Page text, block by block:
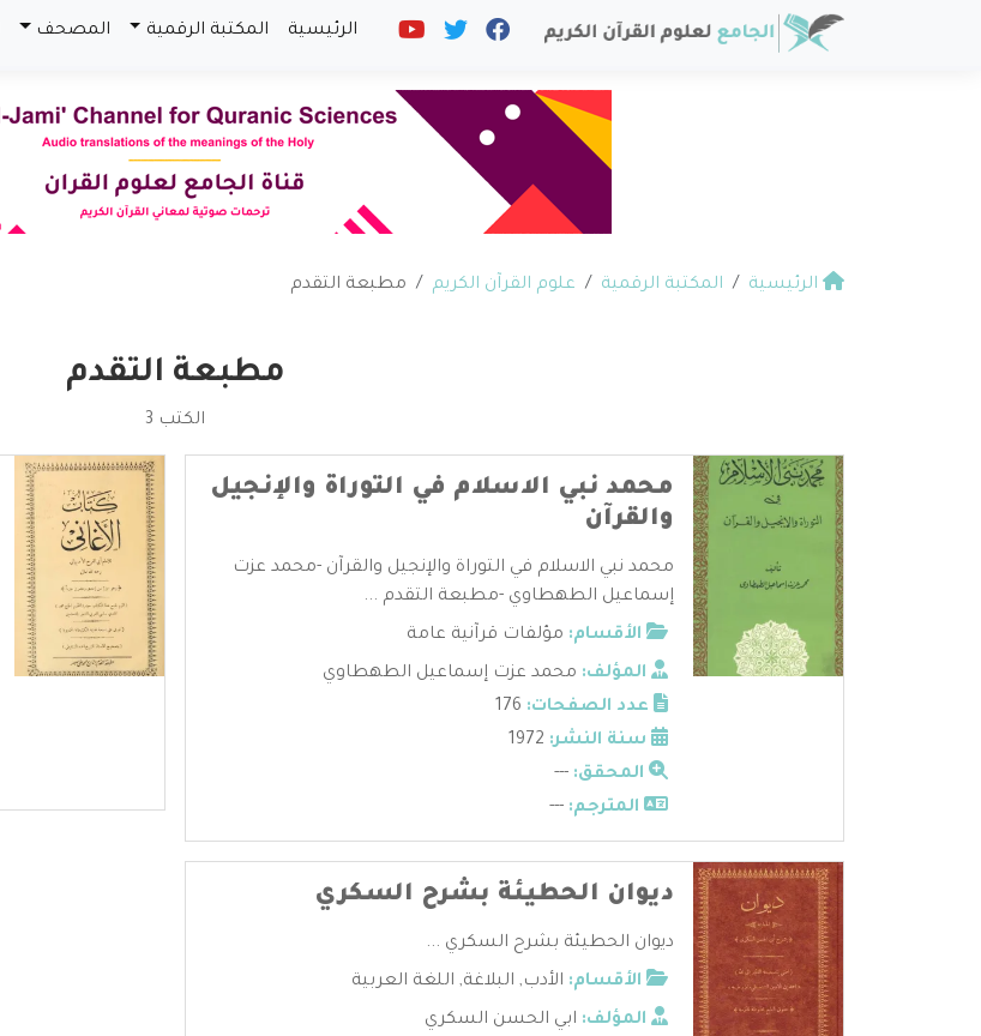
الرئيسية المكتبة الرقمية المصحف
الرئيسية المكتبة الرقمية علوم القرآن الكريم مطبعة التقدم
مطبعة التقدم
الكتب 3
محمد نبي الاسلام في التوراة والإنجيل
والقرآن
محمد نبي الاسلام في التوراة والإنجيل والقرآن -محمد عزت
إسماعيل الطهطاوي -مطبعة التقدم ...
الأقسام: مؤلفات قرآنية عامة
المؤلف: محمد عزت إسماعيل الطهطاوي
عدد الصفحات:
سنة النشر:
المحقق: ---
المترجم: ---
ديوان الحطيئة بشرح السكري
ديوان الحطيئة بشرح السكري ...
الأقسام: الأدب, البلاغة, اللغة العربية
المؤلف: ابي الحسن السكري